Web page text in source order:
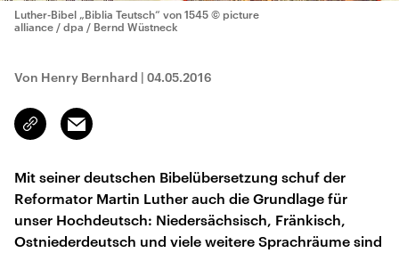
Luther-Bibel „Biblia Teutsch“ von 1545 © picture
alliance / dpa / Bernd Wüstneck
Von Henry Bernhard | 04.05.2016
Link
kopieren/teilen
Email
Mit seiner deutschen Bibelübersetzung schuf der
Reformator Martin Luther auch die Grundlage für
unser Hochdeutsch: Niedersächsisch, Fränkisch,
Ostniederdeutsch und viele weitere Sprachräume sind